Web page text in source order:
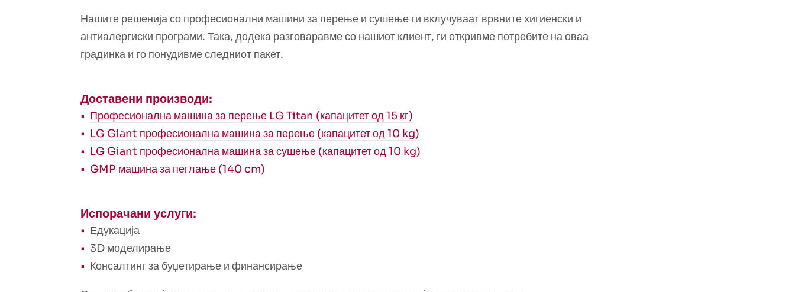
Нашите решенија со професионални машини за перење и сушење ги вклучуваат врвните хигиенски и
антиалергиски програми. Така, додека разговаравме со нашиот клиент, ги откривме потребите на оваа
градинка и го понудивме следниот пакет.
Доставени производи:
Професионална машина за перење LG Titan (капацитет од 15 кг)
LG Giant професионална машина за перење (капацитет од 10 kg)
LG Giant професионална машина за сушење (капацитет од 10 kg)
GMP машина за пеглање (140 cm)
Испорачани услуги:
Едукација
3D моделирање
Консалтинг за буџетирање и финансирање